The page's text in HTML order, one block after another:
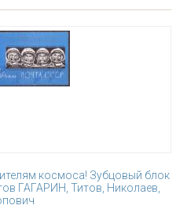
космоса! Зубцовый блок
ГАГАРИН, Титов, Николаев,